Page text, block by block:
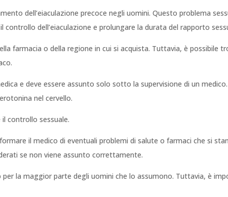
dell’eiaculazione precoce negli uomini. Questo problema
dell’eiaculazione e prolungare la durata del rapporto
farmacia o della regione in cui si acquista. Tuttavia, è possibile
e deve essere assunto solo sotto la supervisione di un
nel cervello.
controllo sessuale.
il medico di eventuali problemi di salute o farmaci che si
se non viene assunto correttamente.
la maggior parte degli uomini che lo assumono. Tuttavia, è